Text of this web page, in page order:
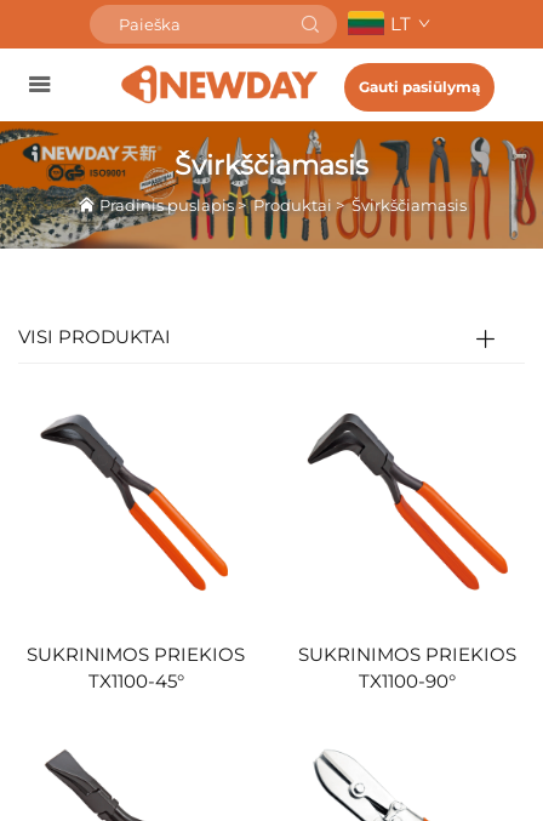
LT
Gauti pasiūlymą
Švirkščiamasis
Pradinis puslapis>Produktai >Švirkščiamasis
VISI PRODUKTAI
SUKRINIMOS PRIEKIOS
TX1100-45°
SUKRINIMOS PRIEKIOS
TX1100-90°